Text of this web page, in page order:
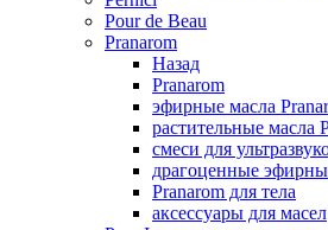
Pour de Beau
Pranarom
Назад
Pranarom
эфирные масла
растительные масла
смеси для
драгоценные
Pranarom для тела
аксессуары для масел